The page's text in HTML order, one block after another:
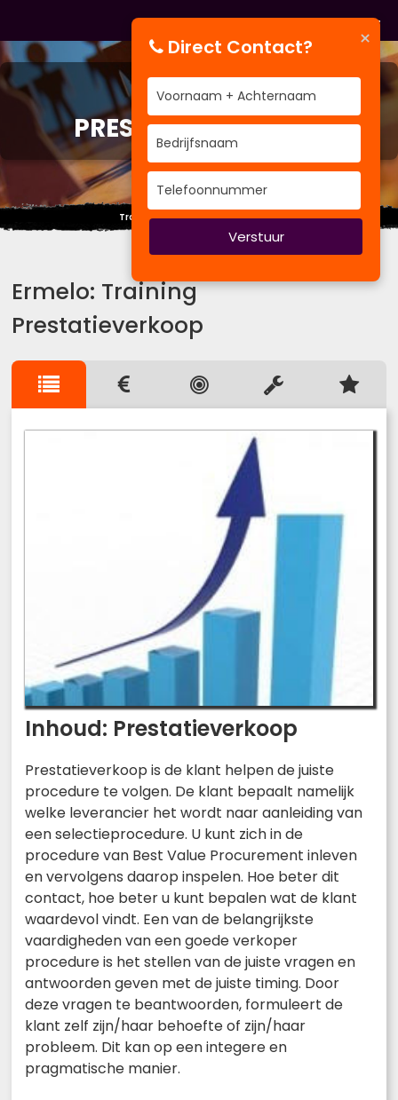
TRAINING
PRESTATIEVERKOOP
Trainen is een richting geen punt.
Ermelo: Training
Prestatieverkoop
Inhoud: Prestatieverkoop
Prestatieverkoop is de klant helpen de juiste
procedure te volgen. De klant bepaalt namelijk
welke leverancier het wordt naar aanleiding van
een selectieprocedure. U kunt zich in de
procedure van Best Value Procurement inleven
en vervolgens daarop inspelen. Hoe beter dit
contact, hoe beter u kunt bepalen wat de klant
waardevol vindt. Een van de belangrijkste
vaardigheden van een goede verkoper
procedure is het stellen van de juiste vragen en
antwoorden geven met de juiste timing. Door
deze vragen te beantwoorden, formuleert de
klant zelf zijn/haar behoefte of zijn/haar
probleem. Dit kan op een integere en
pragmatische manier.
×
Direct Contact?
Verstuur